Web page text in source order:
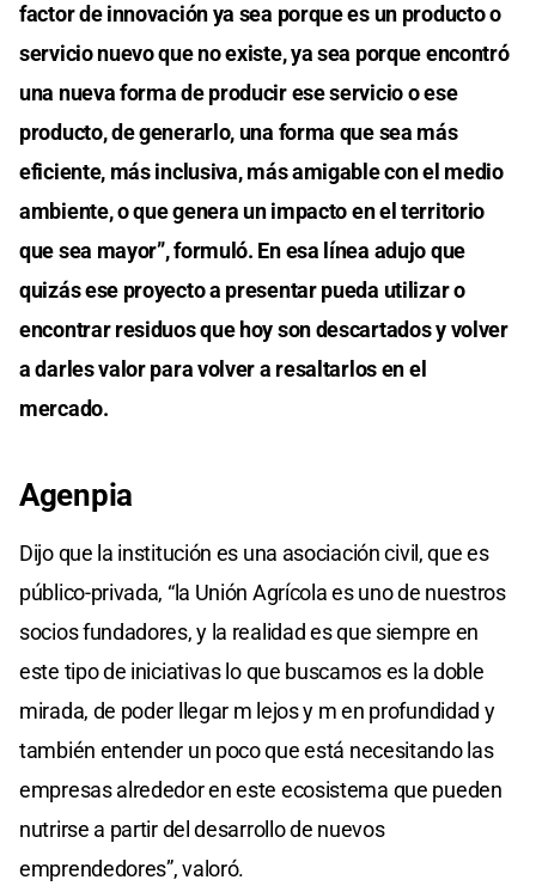
factor de innovación ya sea porque es un producto o
servicio nuevo que no existe, ya sea porque encontró
una nueva forma de producir ese servicio o ese
producto, de generarlo, una forma que sea más
eficiente, más inclusiva, más amigable con el medio
ambiente, o que genera un impacto en el territorio
que sea mayor”, formuló. En esa línea adujo que
quizás ese proyecto a presentar pueda utilizar o
encontrar residuos que hoy son descartados y volver
a darles valor para volver a resaltarlos en el
mercado.
Agenpia
Dijo que la institución es una asociación civil, que es
público-privada, “la Unión Agrícola es uno de nuestros
socios fundadores, y la realidad es que siempre en
este tipo de iniciativas lo que buscamos es la doble
mirada, de poder llegar m lejos y m en profundidad y
también entender un poco que está necesitando las
empresas alrededor en este ecosistema que pueden
nutrirse a partir del desarrollo de nuevos
emprendedores”, valoró.